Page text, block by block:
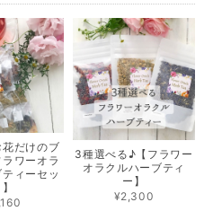
だけのブ
ワーオラ
ィーセッ
3種選べる♪【フラワー
オラクルハーブティ
ー】
¥2,300